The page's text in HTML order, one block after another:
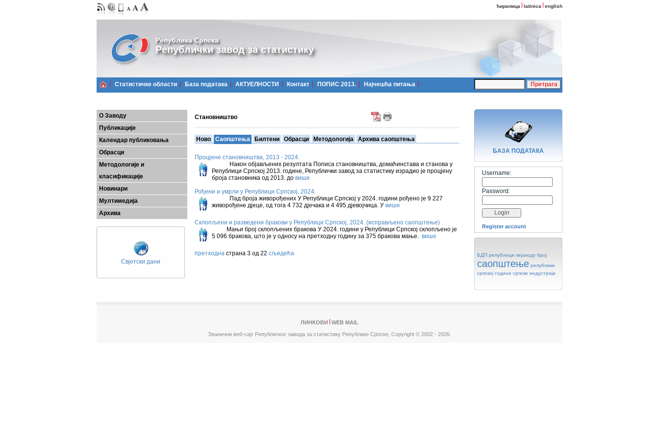
ћирилица latinica english
Република Српска
Републички завод за статистику
Статистичке области Базa података АКТУЕЛНОСТИ Контакт ПОПИС 2013. Најчешћa питања
О Заводу
Публикације
Календар публиковања
Обрасци
Методологије и
класификације
Новинари
Мултимедија
Архива
Свјетски дани
Становништво
Ново Саопштења Билтени Обрасци Методологија Архива саопштења
Процјене становништва, 2013 - 2024.
Након објављених резултата Пописа становништва, домаћинстава и станова у
Републици Српској 2013. године, Републички завод за статистику израдио је процјену
броја становника од 2013. до више
Рођени и умрли у Републици Српској, 2024.
Пад броја живорођених У Републици Српској у 2024. години рођено је 9 227
живорођене дјеце, од тога 4 732 дјечака и 4 495 дјевојчица. У више
Склопљени и разведени бракови у Републици Српској, 2024. (исправљено саопштење)
Мањи број склопљених бракова У 2024. години у Републици Српској склопљенo je
5 096 бракова, што је у односу на претходну годину за 375 бракова мање. више
претходна страна 3 од 22 сљедећа
БАЗA ПОДАТАКА
Username:
Password:
Register account
БДП републици периоду број
саопштење републике
српској године српске индустрија
ЛИНКОВИ
WEB MAIL
Званични веб-сајт Републичког завода за статистику Републике Српске, Copyright © 2002 - 2026.